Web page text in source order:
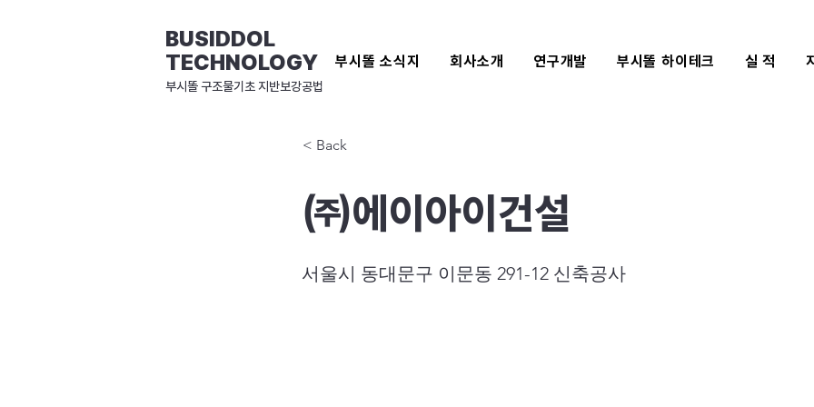
BUSIDDOL
TECHNOLOGY
부시똘 소식지 회사소개 연구개발 부시똘 하이테크 실 적
​부시똘 구조물기초 지반보강공법
< Back
㈜에이아이건설
서울시 동대문구 이문동 291-12 신축공사